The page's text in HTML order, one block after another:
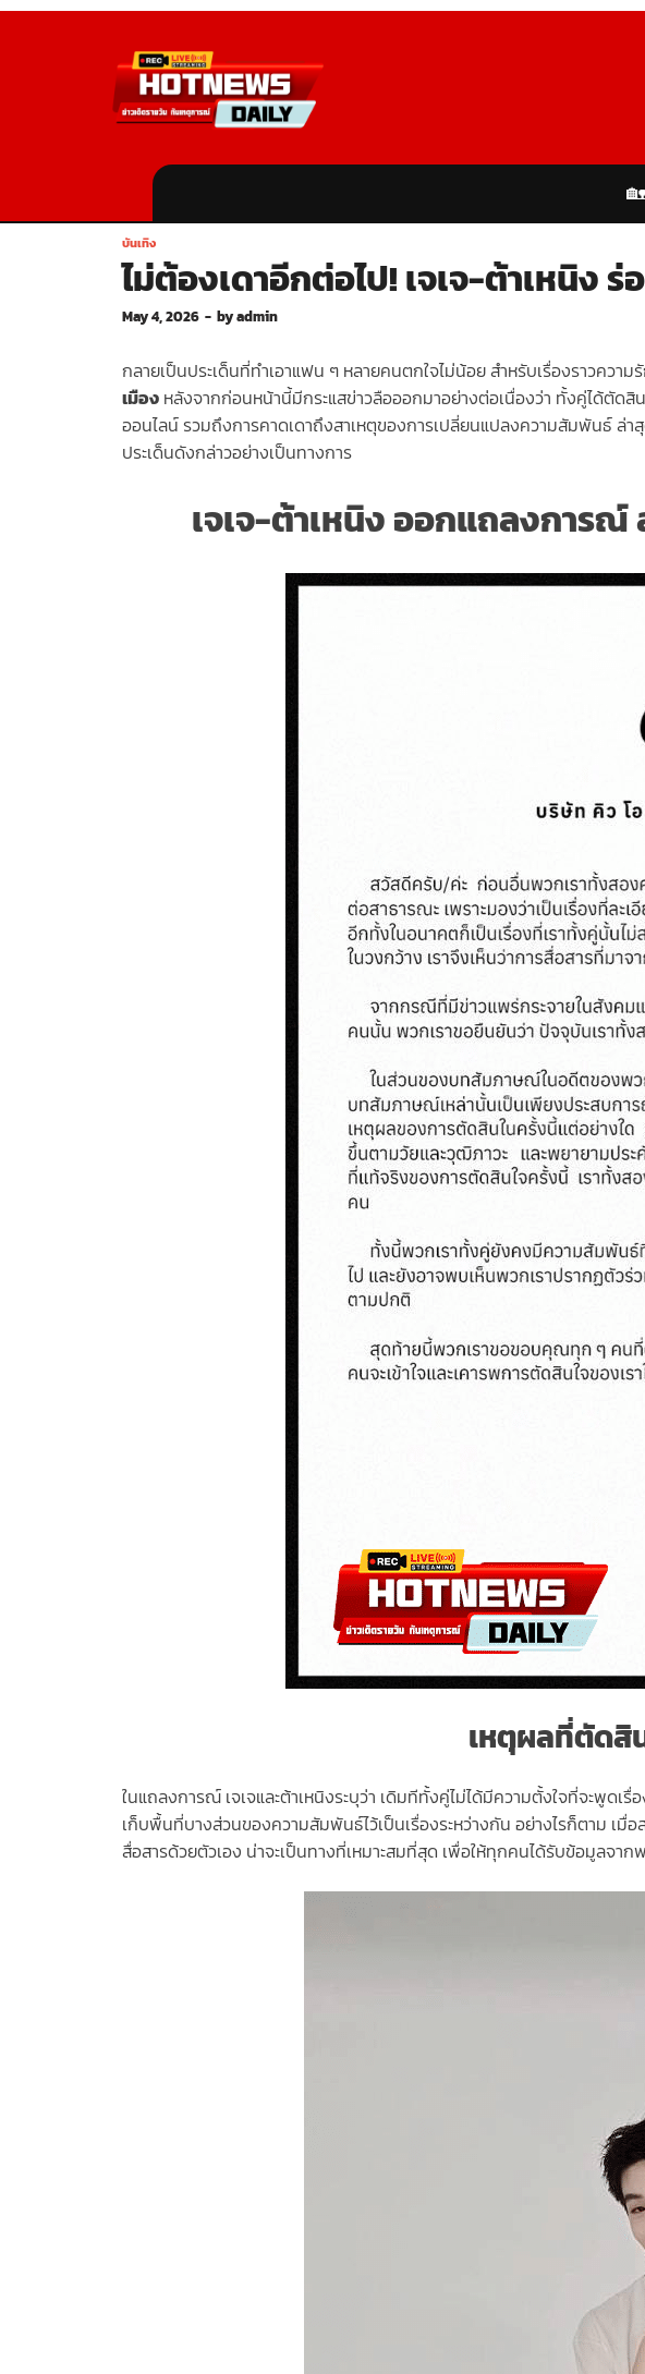
🏡
บันเทิง
ไม่ต้องเดาอีกต่อไป! เจเจ-ต้าเหนิ
May 4, 2026 - byadmin
กลายเป็นประเด็นที่ทำเอาแฟน ๆ หลายคนตกใจไม่น้อย สำหรับเรื่องราวคว
เมือง หลังจากก่อนหน้านี้มีกระแสข่าวลือออกมาอย่างต่อเนื่องว่า ทั้งคู่ได้ตัด
ออนไลน์ รวมถึงการคาดเดาถึงสาเหตุของการเปลี่ยนแปลงความสัมพันธ์ ล่
ประเด็นดังกล่าวอย่างเป็นทางการ
เจเจ-ต้าเหนิง ออกแถลงการ
เหตุผลที่ตัดสิ
ในแถลงการณ์ เจเจและต้าเหนิงระบุว่า เดิมทีทั้งคู่ไม่ได้มีความตั้งใจที่จะพูด
เก็บพื้นที่บางส่วนของความสัมพันธ์ไว้เป็นเรื่องระหว่างกัน อย่างไรก็ตาม
สื่อสารด้วยตัวเอง น่าจะเป็นทางที่เหมาะสมที่สุด เพื่อให้ทุกคนได้รับข้อมูลจาก